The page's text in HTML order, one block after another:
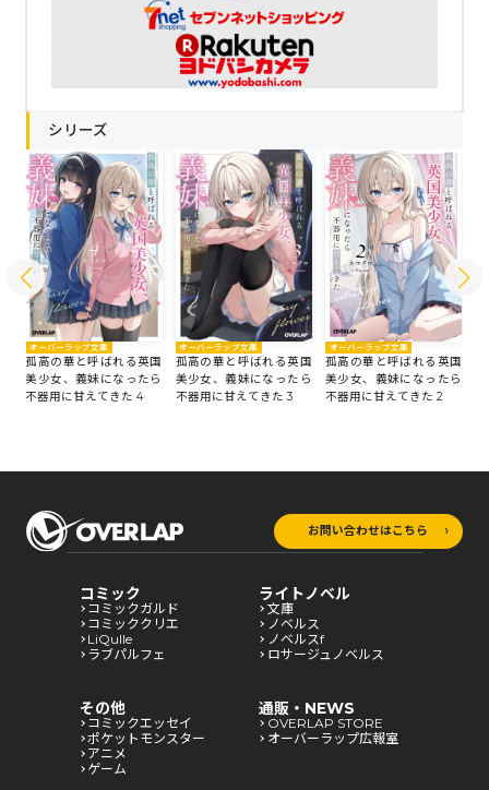
シリーズ
オーバーラップ文庫
孤高の華と呼ばれる英国
美少女、義妹になったら
不器用に甘えてきた 4
オーバーラップ文庫
孤高の華と呼ばれる英国
美少女、義妹になったら
不器用に甘えてきた 3
オーバーラップ文庫
孤高の華と呼ばれる英国
美少女、義妹になったら
不器用に甘えてきた 2
お問い合わせはこちら
コミック
コミックガルド
コミッククリエ
LiQulle
ラブパルフェ
ライトノベル
文庫
ノベルス
ノベルスf
ロサージュノベルス
その他
コミックエッセイ
ポケットモンスター
アニメ
ゲーム
通販・NEWS
OVERLAP STORE
オーバーラップ広報室